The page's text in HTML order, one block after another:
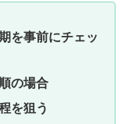
を事前にチェッ
の場合
を狙う